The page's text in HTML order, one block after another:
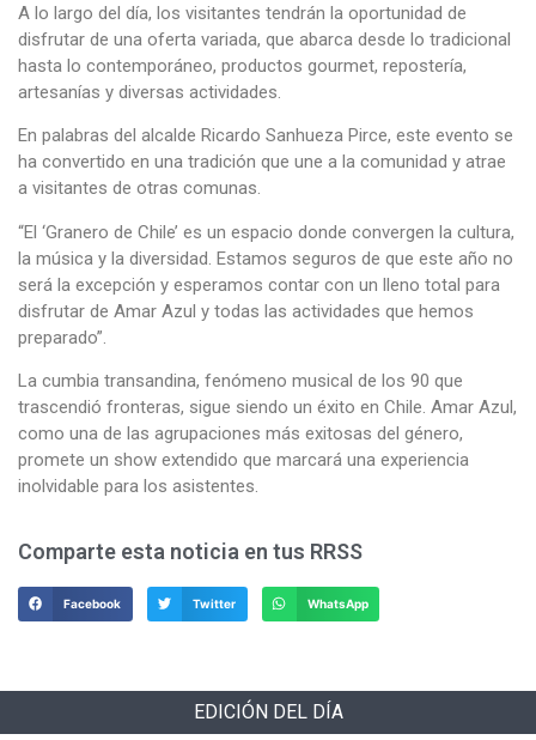
A lo largo del día, los visitantes tendrán la oportunidad de
disfrutar de una oferta variada, que abarca desde lo tradicional
hasta lo contemporáneo, productos gourmet, repostería,
artesanías y diversas actividades.
En palabras del alcalde Ricardo Sanhueza Pirce, este evento se
ha convertido en una tradición que une a la comunidad y atrae
a visitantes de otras comunas.
“El ‘Granero de Chile’ es un espacio donde convergen la cultura,
la música y la diversidad. Estamos seguros de que este año no
será la excepción y esperamos contar con un lleno total para
disfrutar de Amar Azul y todas las actividades que hemos
preparado”.
La cumbia transandina, fenómeno musical de los 90 que
trascendió fronteras, sigue siendo un éxito en Chile. Amar Azul,
como una de las agrupaciones más exitosas del género,
promete un show extendido que marcará una experiencia
inolvidable para los asistentes.
Comparte esta noticia en tus RRSS
Facebook Twitter WhatsApp
EDICIÓN DEL DÍA